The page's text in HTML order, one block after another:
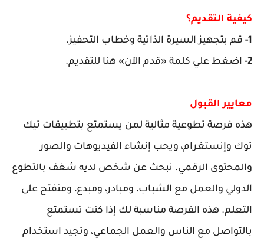
كيفية التقديم؟
1- قم بتجهيز السيرة الذاتية وخطاب التحفيز.
2- اضغط علي كلمة «قدم الآن» هنا للتقديم.
معايير القبول
هذه فرصة تطوعية مثالية لمن يستمتع بتطبيقات تيك
توك وإنستغرام، ويحب إنشاء الفيديوهات والصور
والمحتوى الرقمي. نبحث عن شخص لديه شغف بالتطوع
الدولي والعمل مع الشباب، ومبادر، ومبدع، ومنفتح على
التعلم. هذه الفرصة مناسبة لك إذا كنت تستمتع
بالتواصل مع الناس والعمل الجماعي، وتجيد استخدام